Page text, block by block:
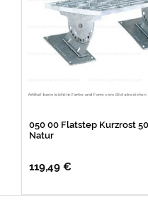
050 00 Flatstep Kurzrost
Natur
119,49 €